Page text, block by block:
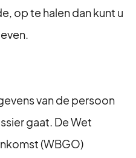
op te halen dan kunt u
van de persoon
gaat. De Wet
(WBGO)